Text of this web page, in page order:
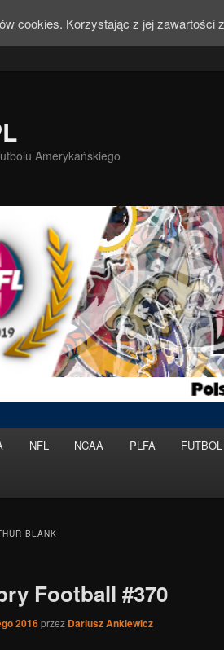
Amerykańskiego
NFL NCAA PLFA
BLANK
Football #370
2016przez Dariusz Ankiewicz
cookies. Korzystając z jej